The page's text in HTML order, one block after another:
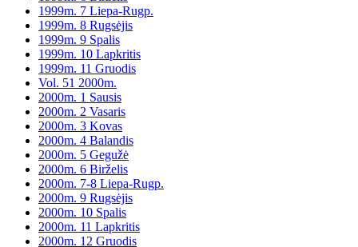
1999m. 7 Liepa-Rugp.
1999m. 8 Rugsėjis
1999m. 9 Spalis
1999m. 10 Lapkritis
1999m. 11 Gruodis
Vol. 51 2000m.
2000m. 1 Sausis
2000m. 2 Vasaris
2000m. 3 Kovas
2000m. 4 Balandis
2000m. 5 Gegužė
2000m. 6 Birželis
2000m. 7-8 Liepa-Rugp.
2000m. 9 Rugsėjis
2000m. 10 Spalis
2000m. 11 Lapkritis
2000m. 12 Gruodis